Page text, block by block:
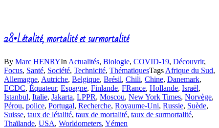
28•Létalité, mortalité et surmortalité
By Marc HENRYIn Actualités, Biologie, COVID-19, Découvrir,
Focus, Santé, Société, Technicité, ThématiquesTags Afrique du Sud,
Allemagne, Autriche, Belgique, Brésil, Chili, Chine, Danemark,
ECDC, Équateur, Espagne, Finlande, FRance, Hollande, Israël,
Istanbul, Italie, Jakarta, LPPR, Moscou, New York Times, Norvège,
Pérou, police, Portugal, Recherche, Royaume-Uni, Russie, Suède,
Suisse, taux de létalité, taux de mortalité, taux de surmortalité,
Thaïlande, USA, Worldometers, Yémen